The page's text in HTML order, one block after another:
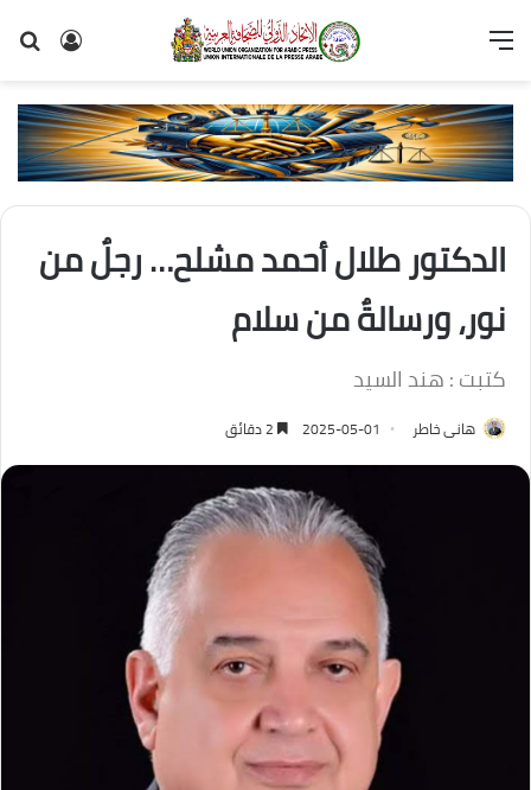
تسجيل
القائمة
الدكتور طلال أحمد مشلح… رجلٌ من
نور، ورسالةٌ من سلام
كتبت : هند السيد
هانى خاطر 2025-05-01